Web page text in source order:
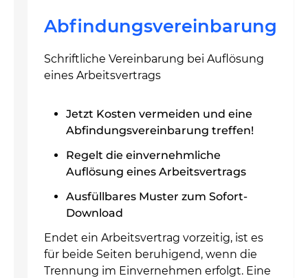
Abfindungsvereinbarung
Schriftliche Vereinbarung bei Auflösung
eines Arbeitsvertrags
Jetzt Kosten vermeiden und eine
Abfindungsvereinbarung treffen!
Regelt die einvernehmliche
Auflösung eines Arbeitsvertrags
Ausfüllbares Muster zum Sofort-
Download
Endet ein Arbeitsvertrag vorzeitig, ist es
für beide Seiten beruhigend, wenn die
Trennung im Einvernehmen erfolgt. Eine